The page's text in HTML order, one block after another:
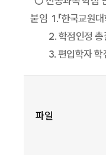
붙임 1.「한국교원
2. 학점인정 총
3. 편입학자 학
파일